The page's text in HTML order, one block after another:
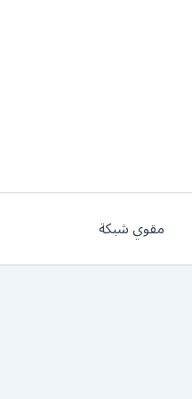
مقوي شبكة